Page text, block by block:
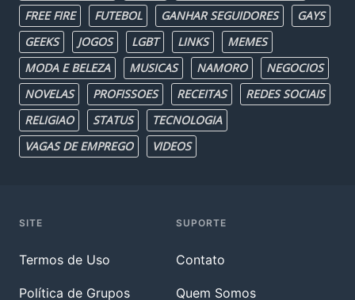
FREE FIRE
FUTEBOL GANHAR SEGUIDORES
GAYS
GEEKS
JOGOS LGBT LINKS
MEMES
MODA E BELEZA
MUSICAS NAMORO
NEGOCIOS
NOVELAS
PROFISSOES RECEITAS
REDES SOCIAIS
RELIGIAO
STATUS
TECNOLOGIA
VAGAS DE EMPREGO
VIDEOS
SITE
Termos de Uso
Política de Grupos
SUPORTE
Contato
Quem Somos